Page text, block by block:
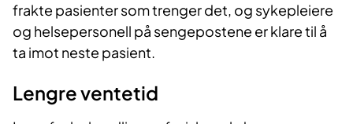
frakte pasienter som trenger det, og sykepleiere
og helsepersonell på sengepostene er klare til å
ta imot neste pasient.
Lengre ventetid